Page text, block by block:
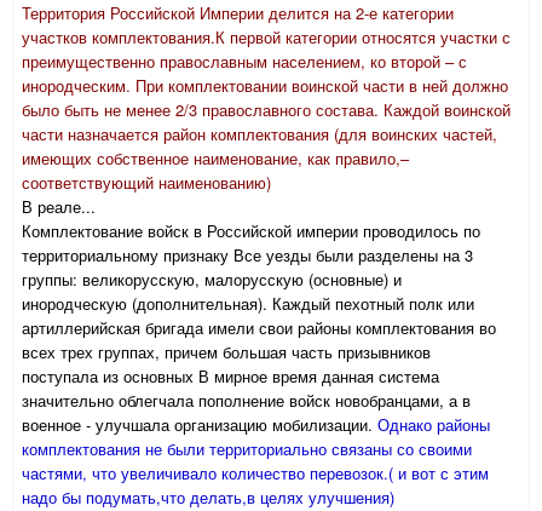
Территория Российской Империи делится на 2-е категории
участков комплектования.К первой категории относятся участки с
преимущественно православным населением, ко второй – с
инородческим. При комплектовании воинской части в ней должно
было быть не менее 2/3 православного состава. Каждой воинской
части назначается район комплектования (для воинских частей,
имеющих собственное наименование, как правило,–
соответствующий наименованию)
В реале...
Комплектование войск в Российской империи проводилось по
территориальному признаку Все уезды были разделены на 3
группы: великорусскую, малорусскую (основные) и
инородческую (дополнительная). Каждый пехотный полк или
артиллерийская бригада имели свои районы комплектования во
всех трех группах, причем большая часть призывников
поступала из основных В мирное время данная система
значительно облегчала пополнение войск новобранцами, а в
военное - улучшала организацию мобилизации. Однако районы
комплектования не были территориально связаны со своими
частями, что увеличивало количество перевозок.( и вот с этим
надо бы подумать,что делать,в целях улучшения)